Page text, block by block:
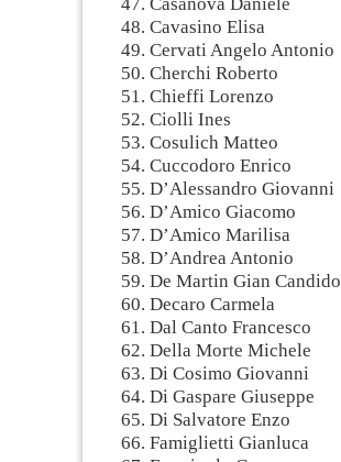
48. Cavasino Elisa
49. Cervati Angelo Antonio
50. Cherchi Roberto
51. Chieffi Lorenzo
52. Ciolli Ines
53. Cosulich Matteo
54. Cuccodoro Enrico
55. D’Alessandro Giovanni
56. D’Amico Giacomo
57. D’Amico Marilisa
58. D’Andrea Antonio
59. De Martin Gian Candido
60. Decaro Carmela
61. Dal Canto Francesco
62. Della Morte Michele
63. Di Cosimo Giovanni
64. Di Gaspare Giuseppe
65. Di Salvatore Enzo
66. Famiglietti Gianluca